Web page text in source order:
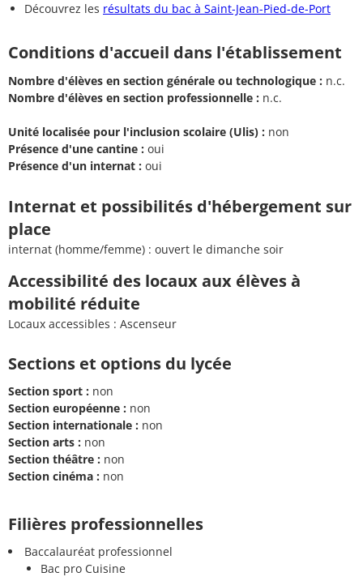
Découvrez les résultats du bac à Saint-Jean-Pied-de-Port
Conditions d'accueil dans l'établissement
Nombre d'élèves en section générale ou technologique : n.c.
Nombre d'élèves en section professionnelle : n.c.
Unité localisée pour l'inclusion scolaire (Ulis) : non
Présence d'une cantine : oui
Présence d'un internat : oui
Internat et possibilités d'hébergement sur
place
internat (homme/femme) : ouvert le dimanche soir
Accessibilité des locaux aux élèves à
mobilité réduite
Locaux accessibles : Ascenseur
Sections et options du lycée
Section sport : non
Section européenne : non
Section internationale : non
Section arts : non
Section théâtre : non
Section cinéma : non
Filières professionnelles
Baccalauréat professionnel
Bac pro Cuisine